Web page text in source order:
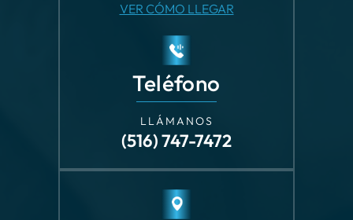
Teléfono
LLÁMANOS
(516) 747-7472
Oficina de
Stamford